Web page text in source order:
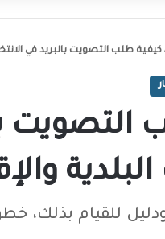
كيفية طلب التصويت بالبريد في
التصويت
ودليل للقيام بذلك،